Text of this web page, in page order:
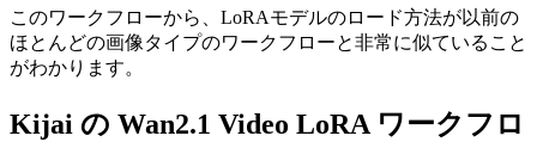
このワークフローから、LoRAモデルのロード方法が以前の
ほとんどの画像タイプのワークフローと非常に似ていること
がわかります。
Kijai の Wan2.1 Video LoRA ワークフロ